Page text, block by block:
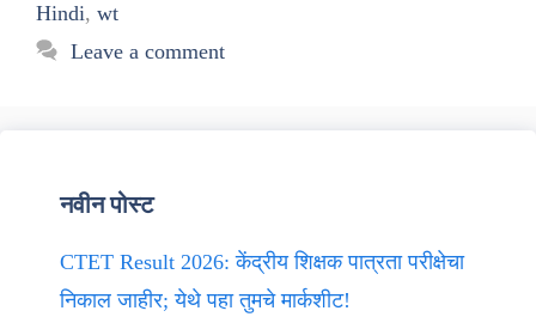
Hindi, wt
Leave a comment
नवीन पोस्ट
CTET Result 2026: केंद्रीय शिक्षक पात्रता परीक्षेचा
निकाल जाहीर; येथे पहा तुमचे मार्कशीट!